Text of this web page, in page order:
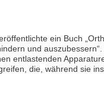
ein Buch
und
entlastenden
die, während sie ins